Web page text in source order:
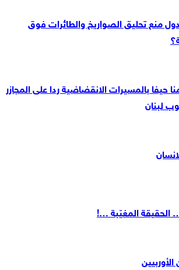
منع تحليق الصواريخ والطائرات فوق
حيفا بالمسيرات الانقضاضية ردا على المجازر
لبنان
المغيّبة …!